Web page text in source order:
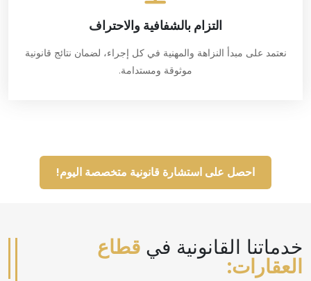
التزام بالشفافية والاحتراف
نعتمد على مبدأ النزاهة والمهنية في كل إجراء، لضمان نتائج قانونية
موثوقة ومستدامة.
احصل على استشارة قانونية متخصصة اليوم!
خدماتنا القانونية في قطاع
العقارات: